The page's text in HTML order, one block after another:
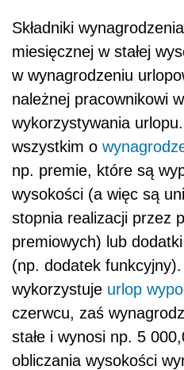
Składniki
miesięcznej w stałej
w wynagrodzeniu
należnej pracownikowi
wykorzystywania
wszystkim o
np. premie, które są
wysokości (a więc są
stopnia realizacji przez
premiowych) lub
(np. dodatek
wykorzystuje urlop
czerwcu, zaś
stałe i wynosi np. 5
obliczania wysokości